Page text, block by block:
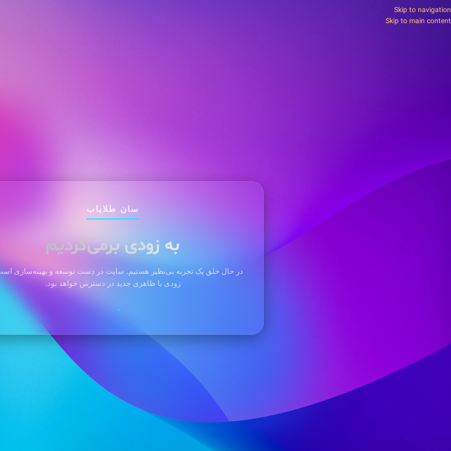
Skip to navigation
Skip to main content
سان طلایاب
به زودی برمی‌گردیم
در حال خلق یک تجربه بی‌نظیر هستیم. سایت در دست توسعه و بهینه‌سازی
زودی با ظاهری جدید در دسترس خواهد بود.